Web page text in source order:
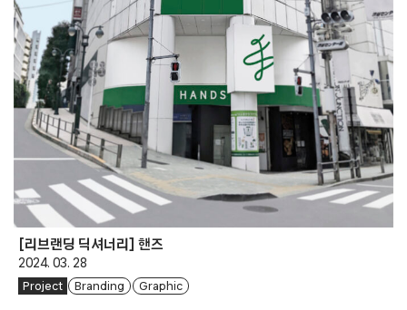
[리브랜딩 딕셔너리] 핸즈
2024. 03. 28
Project Branding Graphic